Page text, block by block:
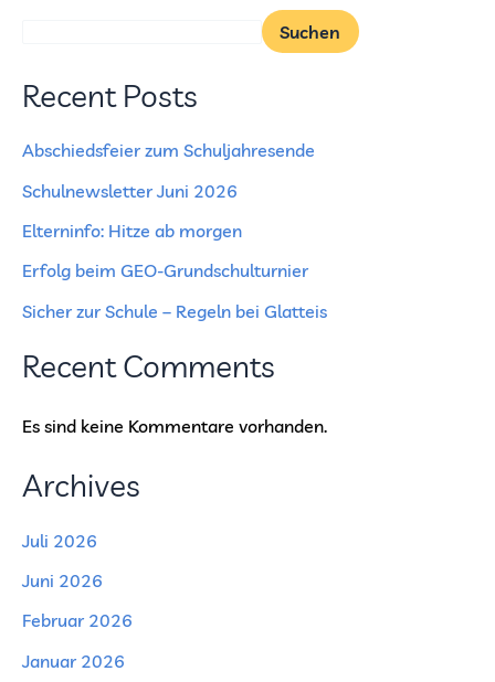
Suchen
Recent Posts
Abschiedsfeier zum Schuljahresende
Schulnewsletter Juni 2026
Elterninfo: Hitze ab morgen
Erfolg beim GEO-Grundschulturnier
Sicher zur Schule – Regeln bei Glatteis
Recent Comments
Es sind keine Kommentare vorhanden.
Archives
Juli 2026
Juni 2026
Februar 2026
Januar 2026